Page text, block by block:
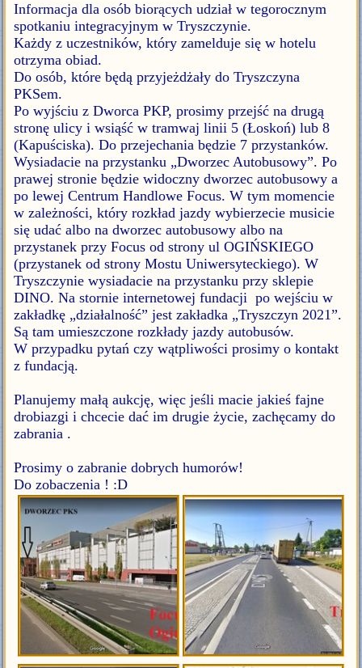
Informacja dla osób biorących udział w tegorocznym
spotkaniu integracyjnym w Tryszczynie.
Każdy z uczestników, który zamelduje się w hotelu
otrzyma obiad.
Do osób, które będą przyjeżdżały do Tryszczyna
PKSem.
Po wyjściu z Dworca PKP, prosimy przejść na drugą
stronę ulicy i wsiąść w tramwaj linii 5 (Łoskoń) lub 8
(Kapuściska). Do przejechania będzie 7 przystanków.
Wysiadacie na przystanku „Dworzec Autobusowy”. Po
prawej stronie będzie widoczny dworzec autobusowy a
po lewej Centrum Handlowe Focus. W tym momencie
w zależności, który rozkład jazdy wybierzecie musicie
się udać albo na dworzec autobusowy albo na
przystanek przy Focus od strony ul OGIŃSKIEGO
(przystanek od strony Mostu Uniwersyteckiego). W
Tryszczynie wysiadacie na przystanku przy sklepie
DINO. Na stornie internetowej fundacji po wejściu w
zakładkę „działalność” jest zakładka „Tryszczyn 2021”.
Są tam umieszczone rozkłady jazdy autobusów.
W przypadku pytań czy wątpliwości prosimy o kontakt
z fundacją.
Planujemy małą aukcję, więc jeśli macie jakieś fajne
drobiazgi i chcecie dać im drugie życie, zachęcamy do
zabrania .
Prosimy o zabranie dobrych humorów!
Do zobaczenia ! :D